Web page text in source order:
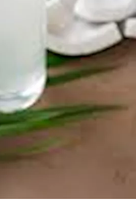
عند شرب ماء جوز الهند؟